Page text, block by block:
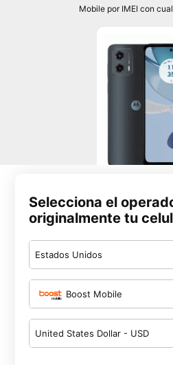
Mobile por IMEI con
Selecciona el
originalmente tu
Estados Unidos
Boost Mobile
United States Dollar - USD